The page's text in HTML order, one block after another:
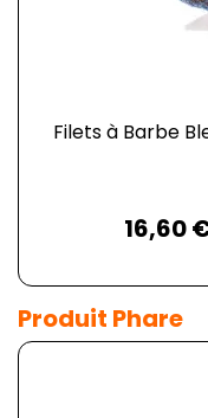
Filets à Barbe
16,60
Produit Phare